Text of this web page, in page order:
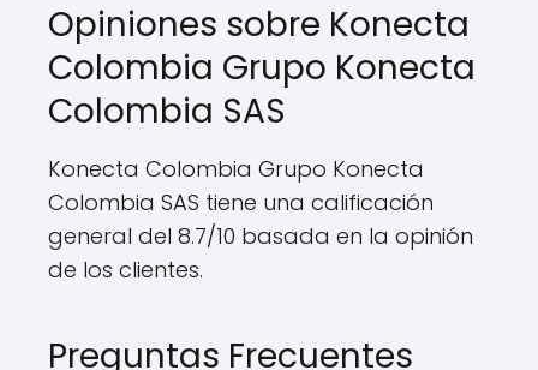
Opiniones sobre Konecta
Colombia Grupo Konecta
Colombia SAS
Konecta Colombia Grupo Konecta
Colombia SAS tiene una calificación
general del 8.7/10 basada en la opinión
de los clientes.
Preguntas Frecuentes